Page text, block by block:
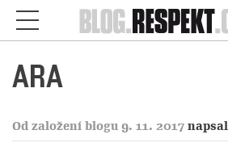
Respekt
ARA
Od založení blogu 9. 11. 2017